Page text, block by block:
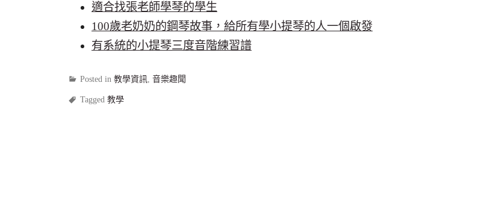
適合找張老師學琴的學生
100歲老奶奶的鋼琴故事，給所有學小提琴的人一個啟發
有系統的小提琴三度音階練習譜
Posted in 教學資訊, 音樂趣聞
Tagged 教學